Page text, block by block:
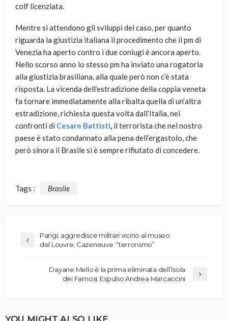
colf licenziata.
Mentre si attendono gli sviluppi del caso, per quanto
riguarda la giustizia italiana il procedimento che il pm di
Venezia ha aperto contro i due coniugi è ancora aperto.
Nello scorso anno lo stesso pm ha inviato una rogatoria
alla giustizia brasiliana, alla quale però non c’è stata
risposta. La vicenda dell’estradizione della coppia veneta
fa tornare immediatamente alla ribalta quella di un’altra
estradizione, richiesta questa volta dall’Italia, nei
confronti di Cesare Battisti, il terrorista che nel nostro
paese è stato condannato alla pena dell’ergastolo, che
però sinora il Brasile si è sempre rifiutato di concedere.
Tags : Brasile
Parigi, aggredisce militari vicino al museo
del Louvre; Cazeneuve: “terrorismo”
Dayane Mello è la prima eliminata dell’Isola
dei Famosi. Espulso Andrea Marcaccini
YOU MIGHT ALSO LIKE